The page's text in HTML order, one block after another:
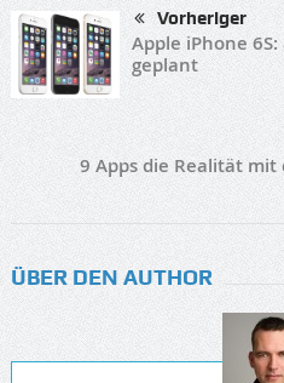
Vorheriger
Apple iPhone
geplant
9 Apps die Realität
ÜBER DEN AUTHOR